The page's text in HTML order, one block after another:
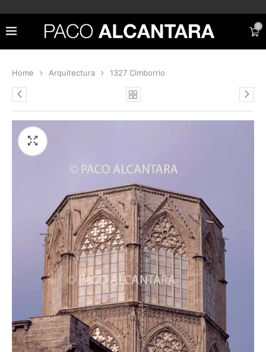
0
Home Arquitectura 1327 Cimborrio